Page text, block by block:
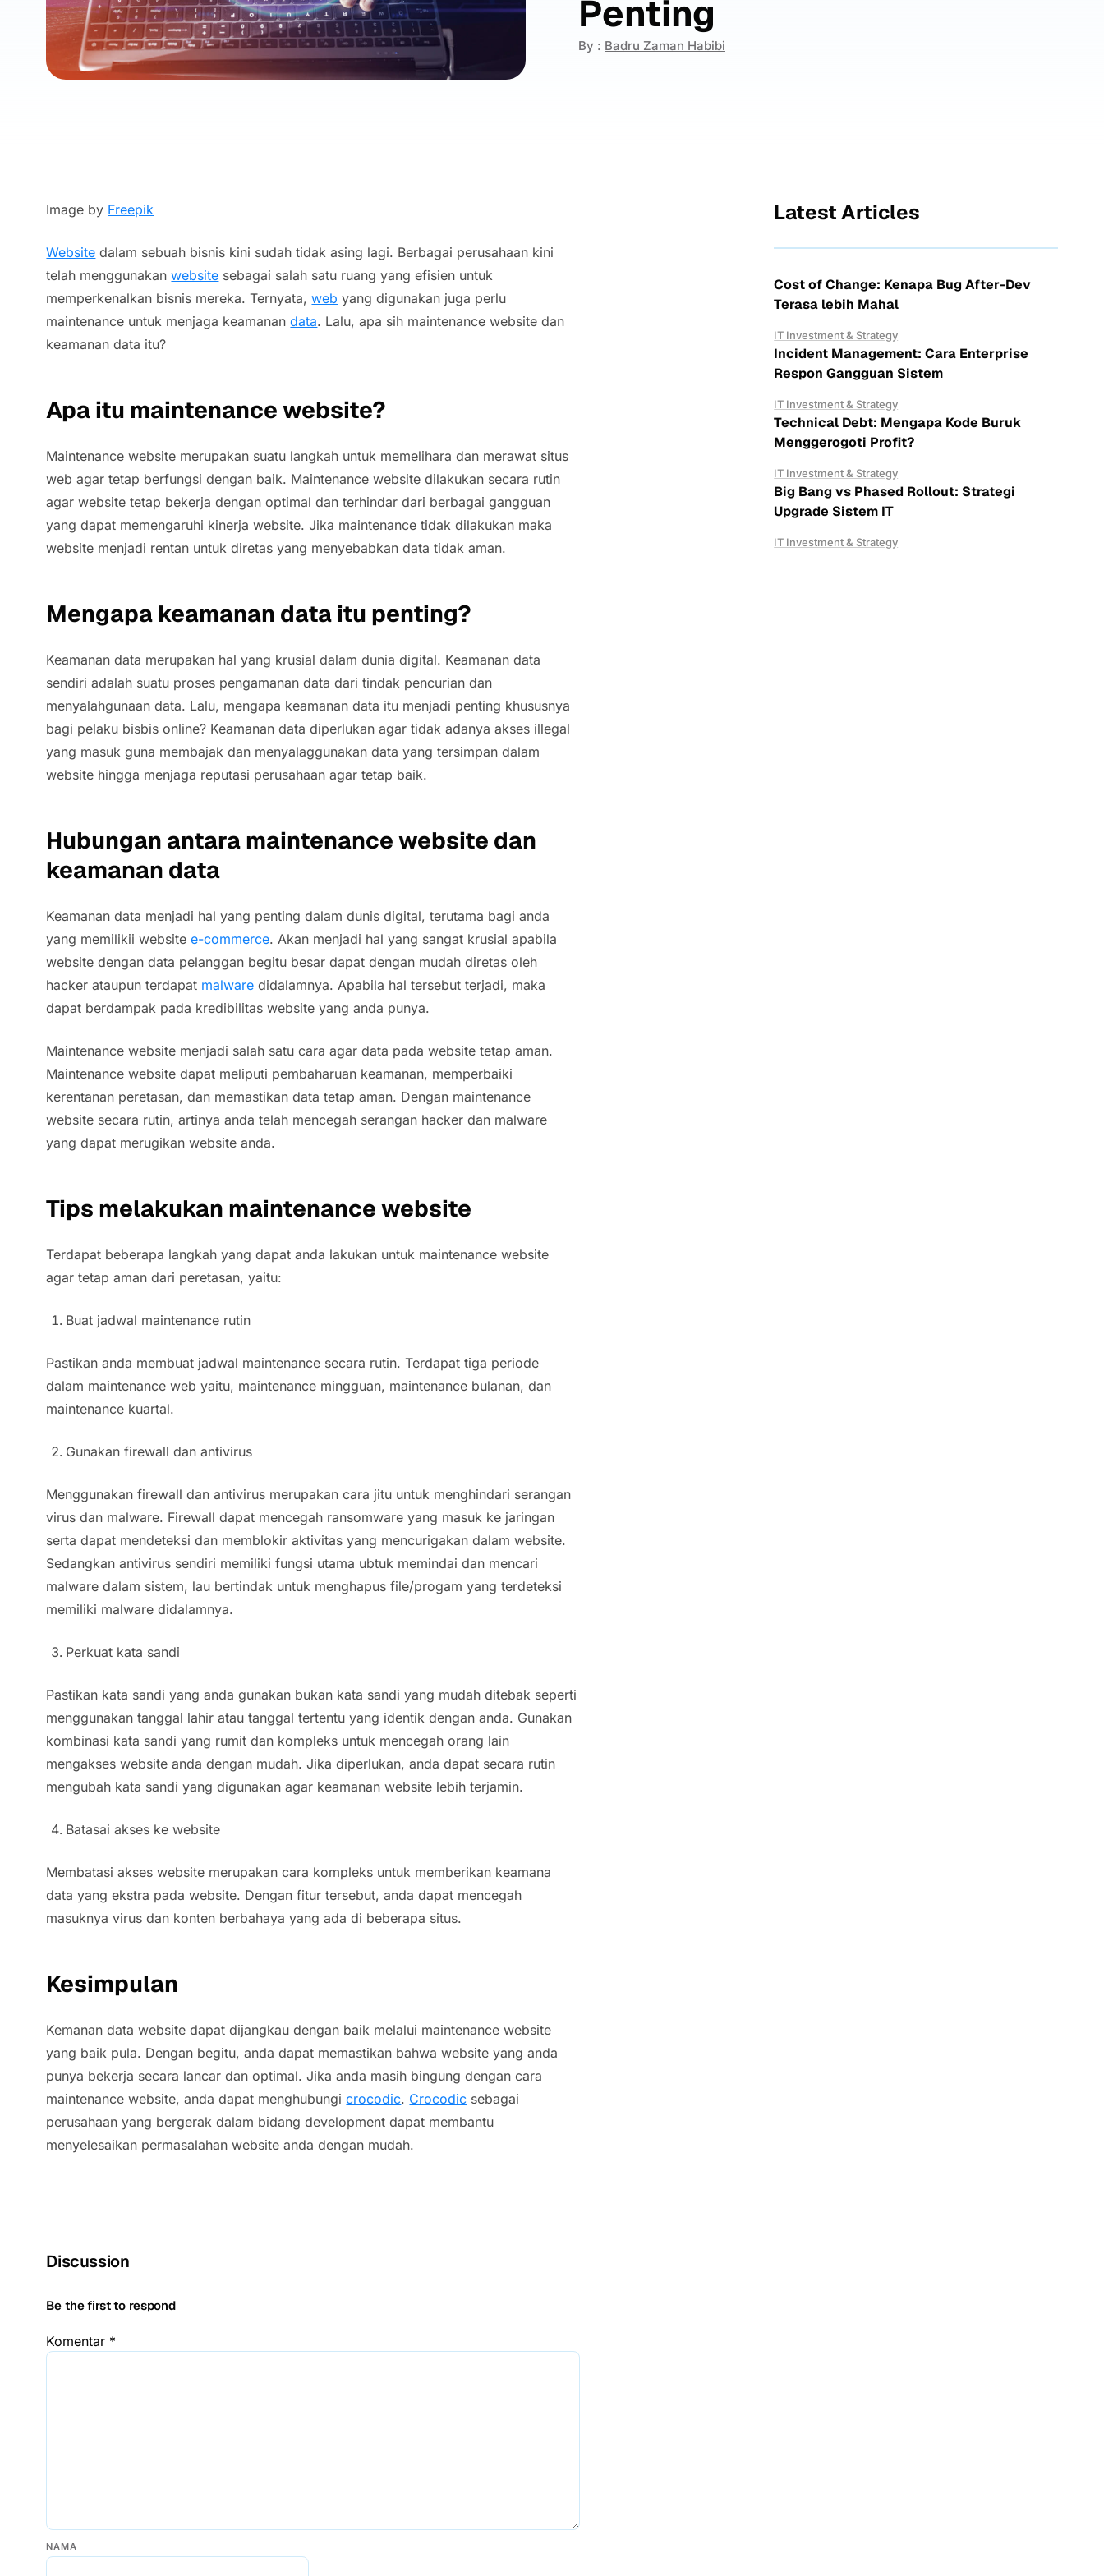
Penting
By : Badru Zaman Habibi
Image by Freepik
Website dalam sebuah bisnis kini sudah tidak asing lagi. Berbagai perusahaan kini
telah menggunakanwebsite sebagai salah satu ruang yang efisien untuk
memperkenalkan bisnis mereka. Ternyata,web yang digunakan juga perlu
maintenance untuk menjaga keamanandata. Lalu, apa sih maintenance website dan
keamanan data itu?
Apa itu maintenance website?
Maintenance website merupakan suatu langkah untuk memelihara dan merawat situs
web agar tetap berfungsi dengan baik. Maintenance website dilakukan secara rutin
agar website tetap bekerja dengan optimal dan terhindar dari berbagai gangguan
yang dapat memengaruhi kinerja website. Jika maintenance tidak dilakukan maka
website menjadi rentan untuk diretas yang menyebabkan data tidak aman.
Mengapa keamanan data itu penting?
Keamanan data merupakan hal yang krusial dalam dunia digital. Keamanan data
sendiri adalah suatu proses pengamanan data dari tindak pencurian dan
menyalahgunaan data. Lalu, mengapa keamanan data itu menjadi penting khususnya
bagi pelaku bisbis online? Keamanan data diperlukan agar tidak adanya akses illegal
yang masuk guna membajak dan menyalaggunakan data yang tersimpan dalam
website hingga menjaga reputasi perusahaan agar tetap baik.
Hubungan antara maintenance website dan
keamanan data
Keamanan data menjadi hal yang penting dalam dunis digital, terutama bagi anda
yang memilikii websitee-commerce. Akan menjadi hal yang sangat krusial apabila
website dengan data pelanggan begitu besar dapat dengan mudah diretas oleh
hacker ataupun terdapat malware didalamnya. Apabila hal tersebut terjadi, maka
dapat berdampak pada kredibilitas website yang anda punya.
Maintenance website menjadi salah satu cara agar data pada website tetap aman.
Maintenance website dapat meliputi pembaharuan keamanan, memperbaiki
kerentanan peretasan, dan memastikan data tetap aman. Dengan maintenance
website secara rutin, artinya anda telah mencegah serangan hacker dan malware
yang dapat merugikan website anda.
Tips melakukan maintenance website
Terdapat beberapa langkah yang dapat anda lakukan untuk maintenance website
agar tetap aman dari peretasan, yaitu:
Buat jadwal maintenance rutin
Pastikan anda membuat jadwal maintenance secara rutin. Terdapat tiga periode
dalam maintenance web yaitu, maintenance mingguan, maintenance bulanan, dan
maintenance kuartal.
Gunakan firewall dan antivirus
Menggunakan firewall dan antivirus merupakan cara jitu untuk menghindari serangan
virus dan malware. Firewall dapat mencegah ransomware yang masuk ke jaringan
serta dapat mendeteksi dan memblokir aktivitas yang mencurigakan dalam website.
Sedangkan antivirus sendiri memiliki fungsi utama ubtuk memindai dan mencari
malware dalam sistem, lau bertindak untuk menghapus file/progam yang terdeteksi
memiliki malware didalamnya.
Perkuat kata sandi
Pastikan kata sandi yang anda gunakan bukan kata sandi yang mudah ditebak seperti
menggunakan tanggal lahir atau tanggal tertentu yang identik dengan anda. Gunakan
kombinasi kata sandi yang rumit dan kompleks untuk mencegah orang lain
mengakses website anda dengan mudah. Jika diperlukan, anda dapat secara rutin
mengubah kata sandi yang digunakan agar keamanan website lebih terjamin.
Batasai akses ke website
Membatasi akses website merupakan cara kompleks untuk memberikan keamana
data yang ekstra pada website. Dengan fitur tersebut, anda dapat mencegah
masuknya virus dan konten berbahaya yang ada di beberapa situs.
Kesimpulan
Kemanan data website dapat dijangkau dengan baik melalui maintenance website
yang baik pula. Dengan begitu, anda dapat memastikan bahwa website yang anda
punya bekerja secara lancar dan optimal. Jika anda masih bingung dengan cara
maintenance website, anda dapat menghubungicrocodic. Crocodic sebagai
perusahaan yang bergerak dalam bidang development dapat membantu
menyelesaikan permasalahan website anda dengan mudah.
Discussion
Be the first to respond
Komentar *
NAMA
Latest Articles
Cost of Change: Kenapa Bug After-Dev
Terasa lebih Mahal
IT Investment & Strategy
Incident Management: Cara Enterprise
Respon Gangguan Sistem
IT Investment & Strategy
Technical Debt: Mengapa Kode Buruk
Menggerogoti Profit?
IT Investment & Strategy
Big Bang vs Phased Rollout: Strategi
Upgrade Sistem IT
IT Investment & Strategy